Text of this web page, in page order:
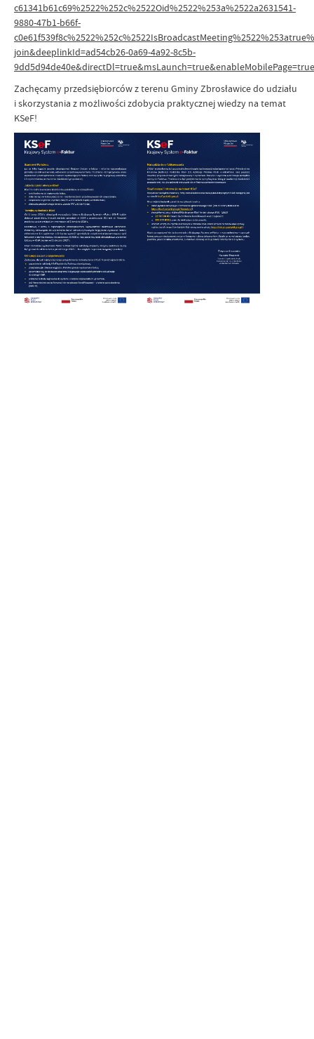
c61341b61c69%2522%252c%2522Oid%2522%253a%2522a2631541-
9880-47b1-b66f-
join&deeplinkId=ad54cb26-0a69-4a92-8c5b-
Zachęcamy przedsiębiorców z terenu Gminy Zbrosławice do udziału
i skorzystania z możliwości zdobycia praktycznej wiedzy na temat
KSeF!